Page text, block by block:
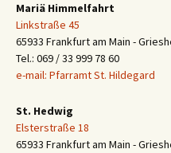
Mariä Himmelfahrt
Linkstraße 45
65933 Frankfurt am Main -
Tel.: 069 / 33 999 78 60
e-mail: Pfarramt St. Hildegard
St. Hedwig
Elsterstraße 18
65933 Frankfurt am Main -